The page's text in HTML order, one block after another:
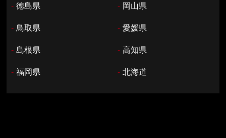
- 徳島県 - 岡山県
- 鳥取県 - 愛媛県
- 島根県 - 高知県
- 福岡県 - 北海道